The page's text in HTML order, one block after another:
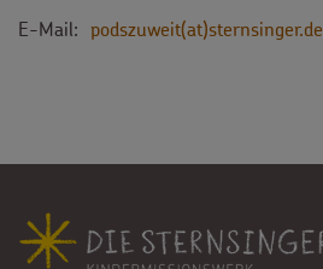
E-Mail: podszuweit(at)sternsinger.de
Fußbereich